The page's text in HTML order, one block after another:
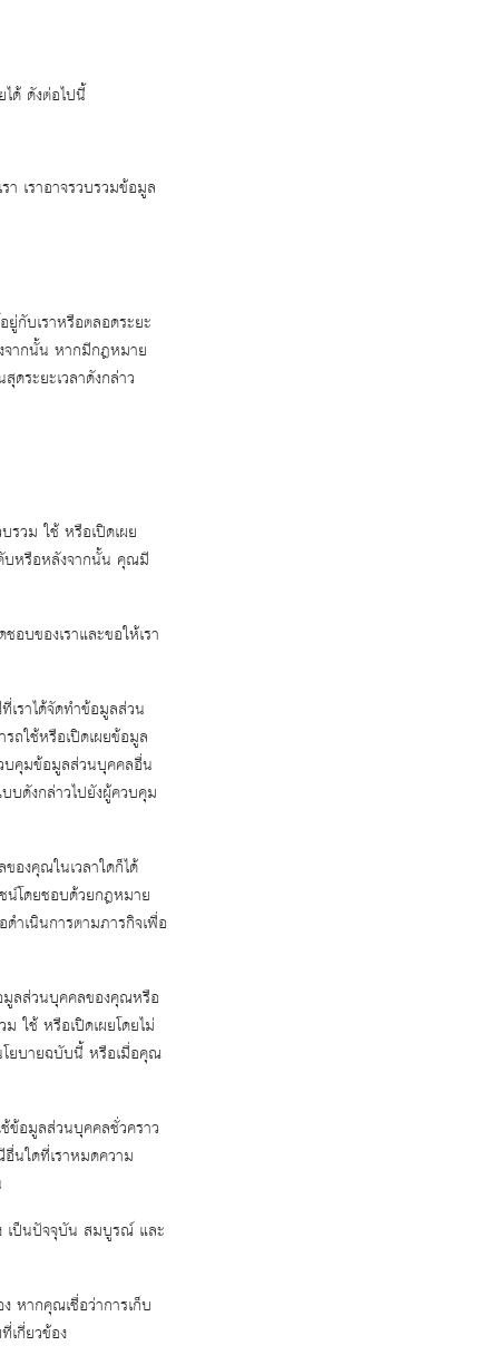
ด้ ดังต่อไปนี้
เราอาจรวบรวมข้อมูล
กับเราหรือตลอดระยะ
จากนั้น หากมีกฎหมาย
ระยะเวลาดังกล่าว
รวม ใช้ หรือเปิดเผย
บหรือหลังจากนั้น คุณมี
บของเราและขอให้เรา
ราได้จัดทำข้อมูลส่วน
ถใช้หรือเปิดเผยข้อมูล
บคุมข้อมูลส่วนบุคคลอื่น
บดังกล่าวไปยังผู้ควบคุม
องคุณในเวลาใดก็ได้
น์โดยชอบด้วยกฎหมาย
ำเนินการตามภารกิจเพื่อ
ลส่วนบุคคลของคุณหรือ
ใช้ หรือเปิดเผยโดยไม่
โยบายฉบับนี้ หรือเมื่อคุณ
อมูลส่วนบุคคลชั่วคราว
นใดที่เราหมดความ
ป็นปัจจุบัน สมบูรณ์ และ
หากคุณเชื่อว่าการเก็บ
กี่ยวข้อง